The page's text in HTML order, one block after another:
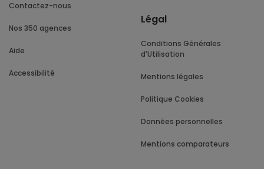
Contactez-nous
Nos 350 agences
Aide
Accessibilité
Légal
Conditions Générales
d'Utilisation
Mentions légales
Politique Cookies
Données personnelles
Mentions comparateurs